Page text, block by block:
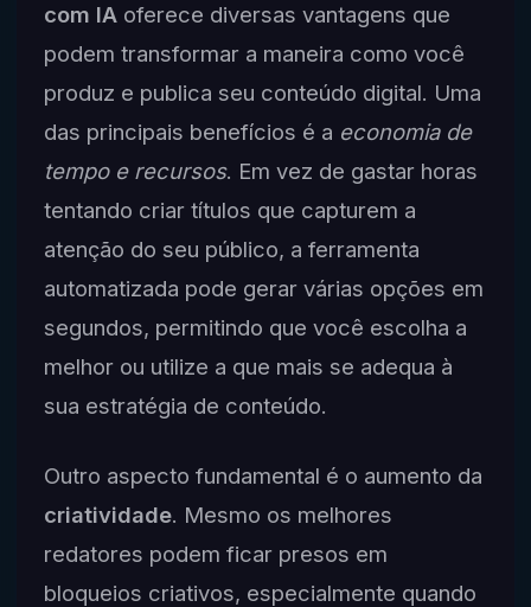
com IAoferece diversas vantagens que
podem transformar a maneira como você
produz e publica seu conteúdo digital. Uma
das principais benefícios é a economia de
tempo e recursos. Em vez de gastar horas
tentando criar títulos que capturem a
atenção do seu público, a ferramenta
automatizada pode gerar várias opções em
segundos, permitindo que você escolha a
melhor ou utilize a que mais se adequa à
sua estratégia de conteúdo.
Outro aspecto fundamental é o aumento da
criatividade. Mesmo os melhores
redatores podem ficar presos em
bloqueios criativos, especialmente quando